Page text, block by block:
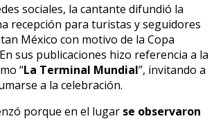
sociales, la cantante difundió la
recepción para turistas y seguidores
México con motivo de la Copa
sus publicaciones hizo referencia a la
“La Terminal Mundial”, invitando a
a la celebración.
porque en el lugar se observaron